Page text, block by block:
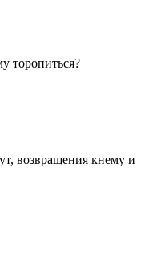
торопиться?
возвращения кнему и